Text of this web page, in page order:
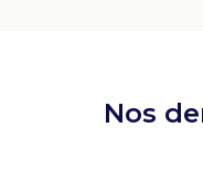
Nos